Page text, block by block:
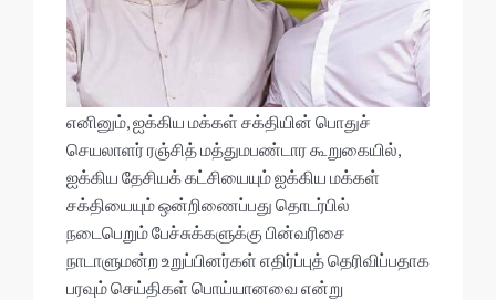
எனினும், ஐக்கிய மக்கள் சக்தியின் பொதுச்
செயலாளர் ரஞ்சித் மத்துமபண்டார கூறுகையில்,
ஐக்கிய தேசியக் கட்சியையும் ஐக்கிய மக்கள்
சக்தியையும் ஒன்றிணைப்பது தொடர்பில்
நடைபெறும் பேச்சுக்களுக்கு பின்வரிசை
நாடாளுமன்ற உறுப்பினர்கள் எதிர்ப்புத் தெரிவிப்பதாக
பரவும் செய்திகள் பொய்யானவை என்று